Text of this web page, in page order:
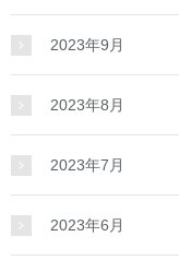
2023年9月
2023年8月
2023年7月
2023年6月